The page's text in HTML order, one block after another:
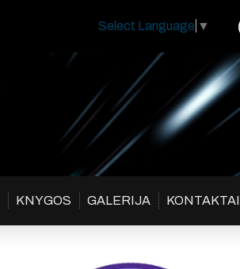
Select Language ▼
KNYGOS GALERIJA KONTAKTAI